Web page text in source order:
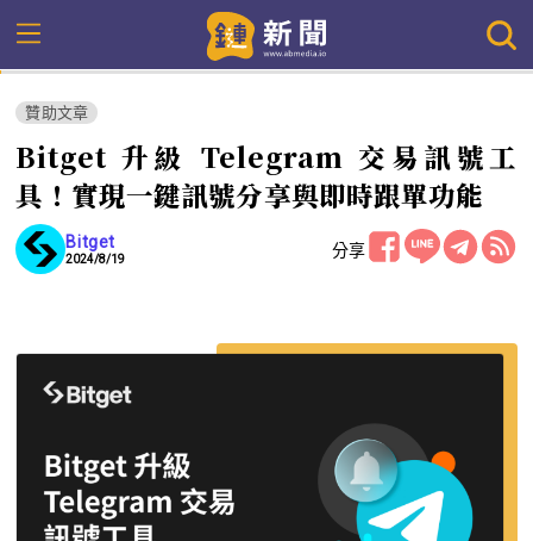
贊助文章
Bitget 升級 Telegram 交易訊號工
具！實現一鍵訊號分享與即時跟單功能
Bitget
2024/8/19 分享